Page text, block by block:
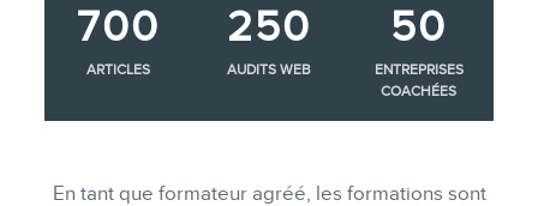
700
ARTICLES
250
AUDITS WEB
50
ENTREPRISES
COACHÉES
En tant que formateur agréé, les formations sont